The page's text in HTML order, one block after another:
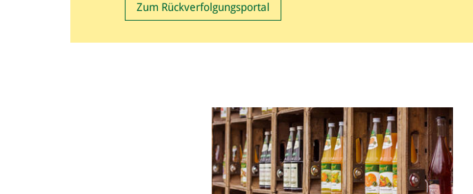
Zum Rückverfolgungsportal